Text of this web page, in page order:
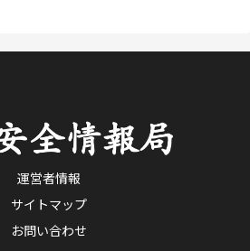
運営者情報
サイトマップ
お問い合わせ